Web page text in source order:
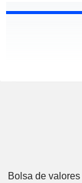
Bolsa de valores